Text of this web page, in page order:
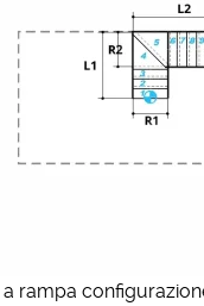
a rampa